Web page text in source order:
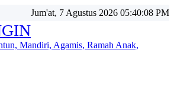
Jum'at, 7 Agustus 2026 05:40:10 PM
Mandiri, Agamis, Ramah Anak,